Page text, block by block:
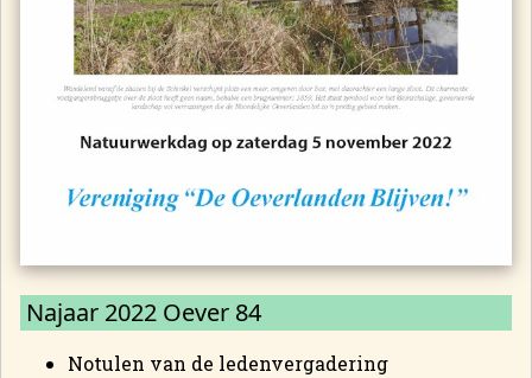
Najaar 2022 Oever 84
Notulen van de ledenvergadering